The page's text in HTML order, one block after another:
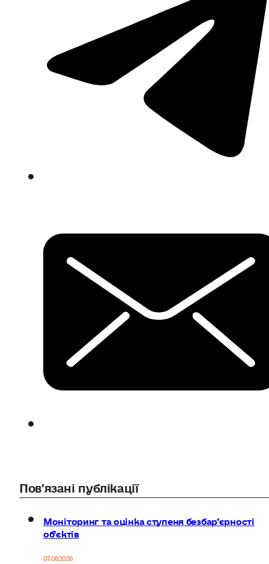
Пов'язані публікації
Моніторинг та оцінка ступеня безбар’єрності
об’єктів
07.08.2026